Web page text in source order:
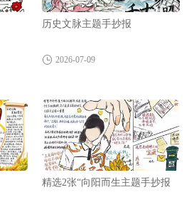
历史文脉主题手抄报
2026-07-09
精选2张“向阳而生主题手抄报